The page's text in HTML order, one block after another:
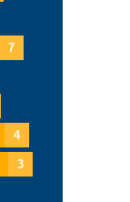
7
4
3